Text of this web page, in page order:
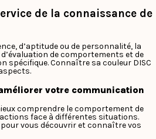
de la connaissance de
d’aptitude ou de personnalité, la
de comportements et de
spécifique. Connaître sa couleur DISC
votre communication
comprendre le comportement de
face à différentes situations.
vous découvrir et connaître vos